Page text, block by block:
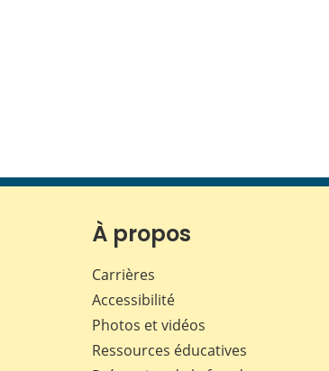
À propos
Carrières
Accessibilité
Photos et vidéos
Ressources éducatives